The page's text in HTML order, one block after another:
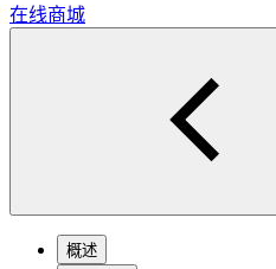
在线商城
概述